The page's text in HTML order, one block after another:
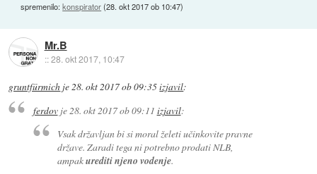
spremenilo:konspirator(28. okt 2017 ob 10:47)
Mr.B
::28. okt 2017, 10:47
gruntfürmich je28. okt 2017 ob 09:35izjavil:
ferdovje28. okt 2017 ob 09:11 izjavil:
Vsak državljan bi si moral želeti učinkovite pravne
države. Zaradi tega ni potrebno prodati NLB,
ampakurediti njeno vodenje.